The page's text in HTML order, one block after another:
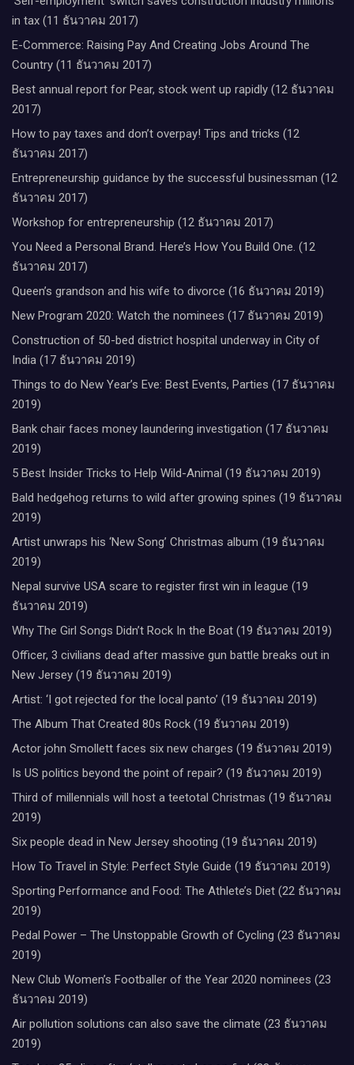
in tax (11 ธันวาคม 2017)
E-Commerce: Raising Pay And Creating Jobs Around The
Country (11 ธันวาคม 2017)
Best annual report for Pear, stock went up rapidly (12 ธันวาคม
2017)
How to pay taxes and don’t overpay! Tips and tricks (12
ธันวาคม 2017)
Entrepreneurship guidance by the successful businessman (12
ธันวาคม 2017)
Workshop for entrepreneurship (12 ธันวาคม 2017)
You Need a Personal Brand. Here’s How You Build One. (12
ธันวาคม 2017)
Queen’s grandson and his wife to divorce (16 ธันวาคม 2019)
New Program 2020: Watch the nominees (17 ธันวาคม 2019)
Construction of 50-bed district hospital underway in City of
India (17 ธันวาคม 2019)
Things to do New Year’s Eve: Best Events, Parties (17 ธันวาคม
2019)
Bank chair faces money laundering investigation (17 ธันวาคม
2019)
5 Best Insider Tricks to Help Wild-Animal (19 ธันวาคม 2019)
Bald hedgehog returns to wild after growing spines (19 ธันวาคม
2019)
Artist unwraps his ‘New Song’ Christmas album (19 ธันวาคม
2019)
Nepal survive USA scare to register first win in league (19
ธันวาคม 2019)
Why The Girl Songs Didn’t Rock In the Boat (19 ธันวาคม 2019)
Officer, 3 civilians dead after massive gun battle breaks out in
New Jersey (19 ธันวาคม 2019)
Artist: ‘I got rejected for the local panto’ (19 ธันวาคม 2019)
The Album That Created 80s Rock (19 ธันวาคม 2019)
Actor john Smollett faces six new charges (19 ธันวาคม 2019)
Is US politics beyond the point of repair? (19 ธันวาคม 2019)
Third of millennials will host a teetotal Christmas (19 ธันวาคม
2019)
Six people dead in New Jersey shooting (19 ธันวาคม 2019)
How To Travel in Style: Perfect Style Guide (19 ธันวาคม 2019)
Sporting Performance and Food: The Athlete’s Diet (22 ธันวาคม
2019)
Pedal Power – The Unstoppable Growth of Cycling (23 ธันวาคม
2019)
New Club Women’s Footballer of the Year 2020 nominees (23
ธันวาคม 2019)
Air pollution solutions can also save the climate (23 ธันวาคม
2019)